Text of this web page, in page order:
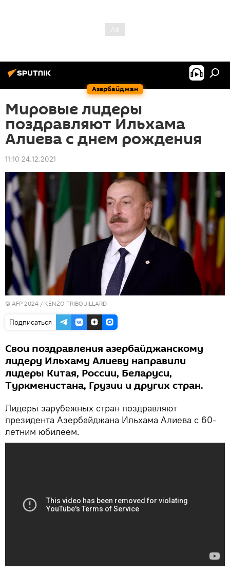
Азербайджан
Мировые лидеры
поздравляют Ильхама
Алиева с днем рождения
11:10 24.12.2021
© AFP 2024 / KENZO TRIBOUILLARD
Подписаться
Свои поздравления азербайджанскому
лидеру Ильхаму Алиеву направили
лидеры Китая, России, Беларуси,
Туркменистана, Грузии и других стран.
Лидеры зарубежных стран поздравляют
президента Азербайджана Ильхама Алиева с 60-
летним юбилеем.